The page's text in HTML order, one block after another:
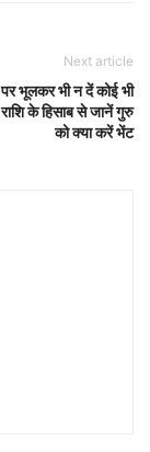
Next article
पर भूलकर भी न दें कोई भी
के हिसाब से जानें गुरु
को क्या करें भेंट